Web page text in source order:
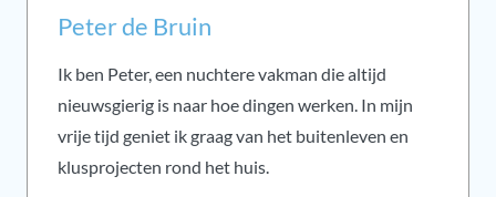
Peter de Bruin
Ik ben Peter, een nuchtere vakman die altijd
nieuwsgierig is naar hoe dingen werken. In mijn
vrije tijd geniet ik graag van het buitenleven en
klusprojecten rond het huis.